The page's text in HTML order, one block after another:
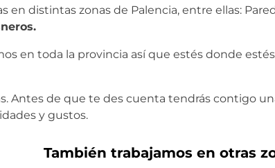
en distintas zonas de Palencia, entre ellas:
en toda la provincia así que estés donde
Antes de que te des cuenta tendrás contigo
y gustos.
También trabajamos en otras